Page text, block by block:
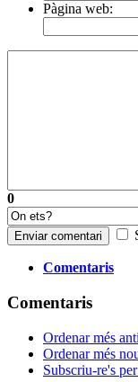
Pàgina web:
0
Enviar comentari
Comentaris
Comentaris
Ordenar més
Ordenar més
Subscriu-re's